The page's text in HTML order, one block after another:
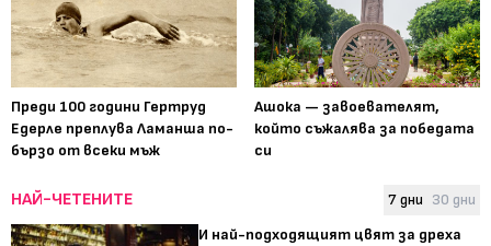
Преди 100 години Гертруд
Едерле преплува Ламанша по-
бързо от всеки мъж
Ашока — завоевателят,
който съжалява за победата
си
НАЙ-ЧЕТЕНИТЕ 7 дни 30 дни
И най-подходящият цвят за дреха